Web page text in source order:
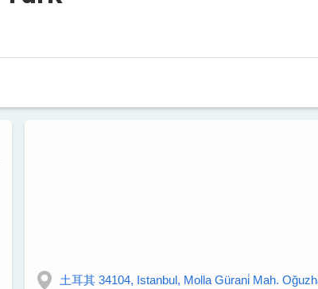
土耳其 34104, Istanbul, Molla Gürani̇ Mah.